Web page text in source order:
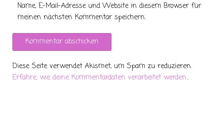
Name, E-Mail-Adresse und Website in diesem Browser für
meinen nächsten Kommentar speichern.
Diese Seite verwendet Akismet, um Spam zu reduzieren.
Erfahre, wie deine Kommentardaten verarbeitet werden..